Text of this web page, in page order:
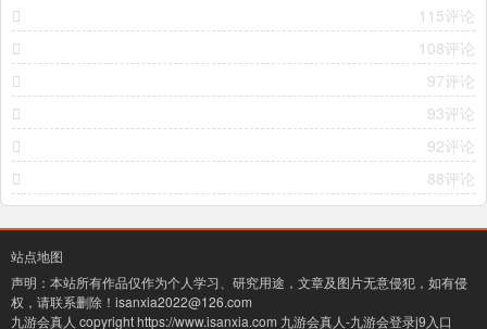
115评论
108评论
97评论
93评论
92评论
88评论
站点地图
声明：本站所有作品仅作为个人学习、研究用途，文章及图片无意侵犯，如有侵
权，请联系删除！ isanxia2022@126.com
九游会真人 copyright https://www.isanxia.com 九游会真人-九游会登录j9入口